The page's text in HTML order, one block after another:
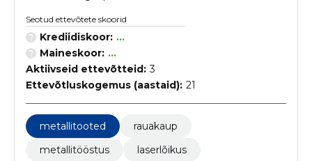
Seotud ettevõtete skoorid
Krediidiskoor: ...
Maineskoor: ...
Aktiivseid ettevõtteid: 3
Ettevõtluskogemus (aastaid): 21
metallitooted
rauakaup
metallitööstus
laserlõikus